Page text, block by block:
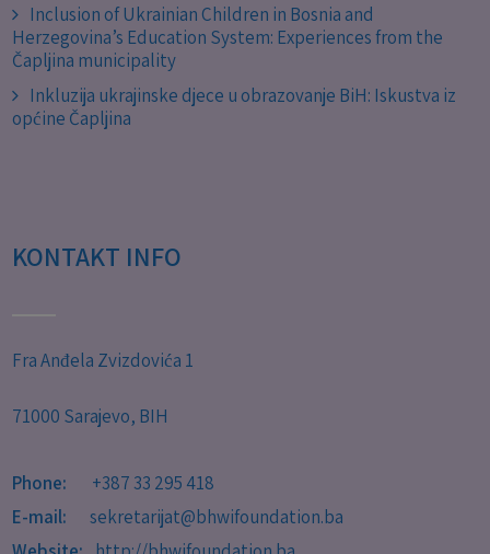
Inclusion of Ukrainian Children in Bosnia and
Herzegovina’s Education System: Experiences from the
Čapljina municipality
Inkluzija ukrajinske djece u obrazovanje BiH: Iskustva iz
općine Čapljina
KONTAKT INFO
Fra Anđela Zvizdovića 1
71000 Sarajevo, BIH
Phone:
+387 33 295 418
E-mail:
sekretarijat@bhwifoundation.ba